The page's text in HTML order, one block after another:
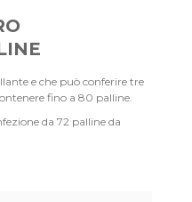
e che può conferire tre
fino a 80 palline.
da 72 palline da